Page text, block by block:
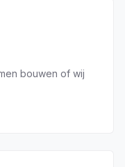
bouwen of wij